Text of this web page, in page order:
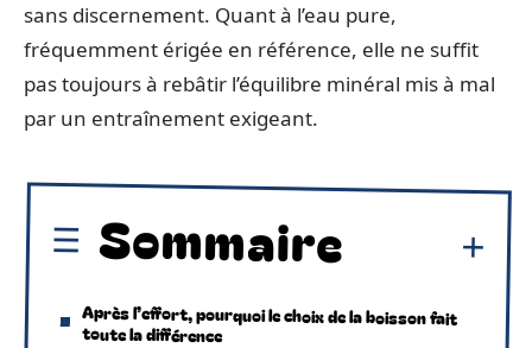
sans discernement. Quant à l’eau pure,
fréquemment érigée en référence, elle ne suffit
pas toujours à rebâtir l’équilibre minéral mis à mal
par un entraînement exigeant.
Sommaire
Après l’effort, pourquoi le choix de la boisson fait
toute la différence